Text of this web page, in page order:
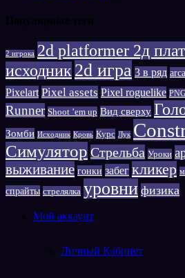
2 игрока 2d platformer 2д
исходник 2d игра 3 в ряд
Pixelart Pixel assets Pixel roguelike PNG
Runner Shoot ’em up Вид сверху
Зомби Исходник Кровь Курс Лук
Симулятор Стрельба Уроки
выживание гонки забег кликер
спрайты стрелялка уровни физика
Мой аккаунт
Личный Кабинет